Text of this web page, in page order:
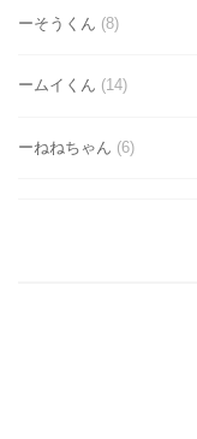
ーそうくん (8)
ームイくん (14)
ーねねちゃん (6)